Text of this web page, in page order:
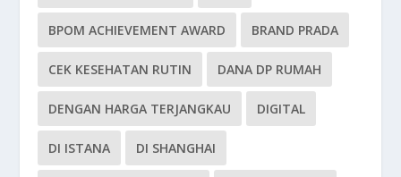
BPOM ACHIEVEMENT AWARD BRAND PRADA
CEK KESEHATAN RUTIN DANA DP RUMAH
DENGAN HARGA TERJANGKAU DIGITAL
DI ISTANA DI SHANGHAI